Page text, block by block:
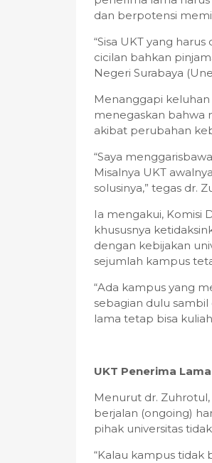
dan berpotensi
“Sisa UKT yang
cicilan bahkan
Negeri Surabaya
Menanggapi keluhan
menegaskan bahwa
akibat perubahan
“Saya
Misalnya UKT
solusinya,” tegas dr.
Ia mengakui, Komisi
khususnya
dengan kebijakan
sejumlah kampus
“Ada kampus yang
sebagian dulu sambil
lama tetap bisa
UKT Penerima
Menurut dr.
berjalan (ongoing)
pihak universitas
“Kalau kampus tidak